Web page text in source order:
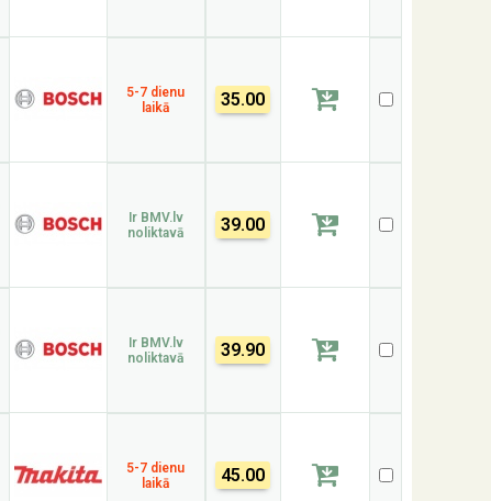
5-7 dienu
laikā
35.00
Ir BMV.lv
noliktavā
39.00
Ir BMV.lv
noliktavā
39.90
5-7 dienu
laikā
45.00